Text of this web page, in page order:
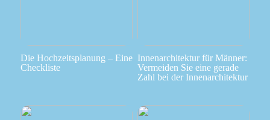
Die Hochzeitsplanung – Eine
Checkliste
Innenarchitektur für Männer:
Vermeiden Sie eine gerade
Zahl bei der Innenarchitektur